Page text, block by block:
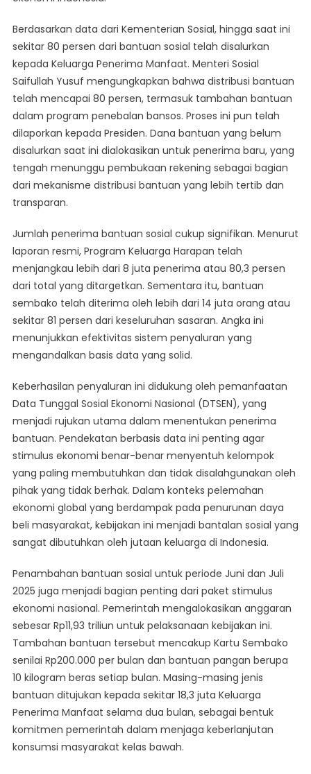
Berdasarkan data dari Kementerian Sosial, hingga saat ini
sekitar 80 persen dari bantuan sosial telah disalurkan
kepada Keluarga Penerima Manfaat. Menteri Sosial
Saifullah Yusuf mengungkapkan bahwa distribusi bantuan
telah mencapai 80 persen, termasuk tambahan bantuan
dalam program penebalan bansos. Proses ini pun telah
dilaporkan kepada Presiden. Dana bantuan yang belum
disalurkan saat ini dialokasikan untuk penerima baru, yang
tengah menunggu pembukaan rekening sebagai bagian
dari mekanisme distribusi bantuan yang lebih tertib dan
transparan.
Jumlah penerima bantuan sosial cukup signifikan. Menurut
laporan resmi, Program Keluarga Harapan telah
menjangkau lebih dari 8 juta penerima atau 80,3 persen
dari total yang ditargetkan. Sementara itu, bantuan
sembako telah diterima oleh lebih dari 14 juta orang atau
sekitar 81 persen dari keseluruhan sasaran. Angka ini
menunjukkan efektivitas sistem penyaluran yang
mengandalkan basis data yang solid.
Keberhasilan penyaluran ini didukung oleh pemanfaatan
Data Tunggal Sosial Ekonomi Nasional (DTSEN), yang
menjadi rujukan utama dalam menentukan penerima
bantuan. Pendekatan berbasis data ini penting agar
stimulus ekonomi benar-benar menyentuh kelompok
yang paling membutuhkan dan tidak disalahgunakan oleh
pihak yang tidak berhak. Dalam konteks pelemahan
ekonomi global yang berdampak pada penurunan daya
beli masyarakat, kebijakan ini menjadi bantalan sosial yang
sangat dibutuhkan oleh jutaan keluarga di Indonesia.
Penambahan bantuan sosial untuk periode Juni dan Juli
2025 juga menjadi bagian penting dari paket stimulus
ekonomi nasional. Pemerintah mengalokasikan anggaran
sebesar Rp11,93 triliun untuk pelaksanaan kebijakan ini.
Tambahan bantuan tersebut mencakup Kartu Sembako
senilai Rp200.000 per bulan dan bantuan pangan berupa
10 kilogram beras setiap bulan. Masing-masing jenis
bantuan ditujukan kepada sekitar 18,3 juta Keluarga
Penerima Manfaat selama dua bulan, sebagai bentuk
komitmen pemerintah dalam menjaga keberlanjutan
konsumsi masyarakat kelas bawah.